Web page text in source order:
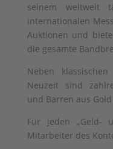
seinem weltweit
internationalen
Auktionen und
die gesamte
Neben
Neuzeit sind
und Barren aus
Für jeden „Geld-
Mitarbeiter des